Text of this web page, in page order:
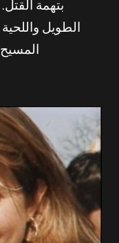
بتهمة
الطويل